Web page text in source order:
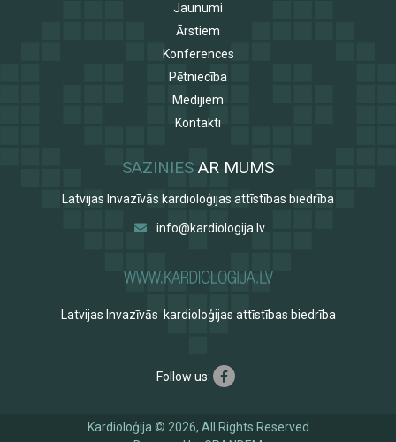
Jaunumi
Ārstiem
Konferences
Pētniecība
Medijiem
Kontakti
SAZINIES AR MUMS
Latvijas Invazīvās kardioloģijas attīstības biedrība
info@kardiologija.lv
Latvijas Invazīvās kardioloģijas attīstības biedrība
Follow us:
Kardioloģija © 2026, All Rights Reserved